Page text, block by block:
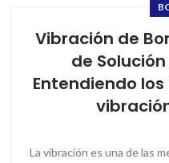
Vibración de
de
Entendiendo
La vibración es una de las